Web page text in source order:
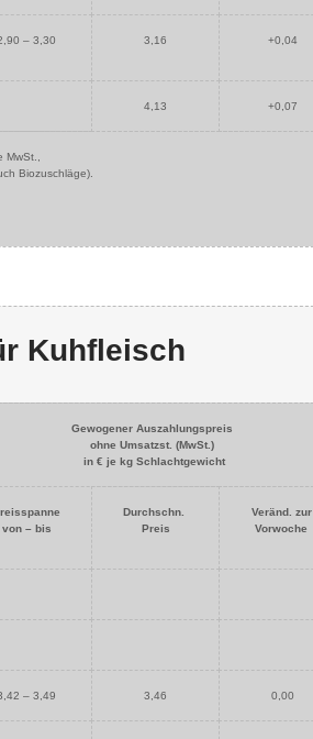
– 3,30 3,16 +0,04
4,13 +0,07
MwSt.,
Biozuschläge).
Kuhfleisch
Gewogener Auszahlungspreis
ohne Umsatzst. (MwSt.)
in € je kg Schlachtgewicht
von – bis
Durchschn.
Preis
Veränd. zur
Vorwoche
– 3,49 3,46 0,00